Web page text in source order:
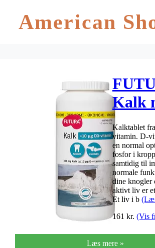
American
Kalk
320
Kalktablet
vitamin. D-
en normal
fosfor i
samtidig til
normale
dine knogler
aktivt liv er
Et liv i b
161 kr. (Vis
Læs mere »